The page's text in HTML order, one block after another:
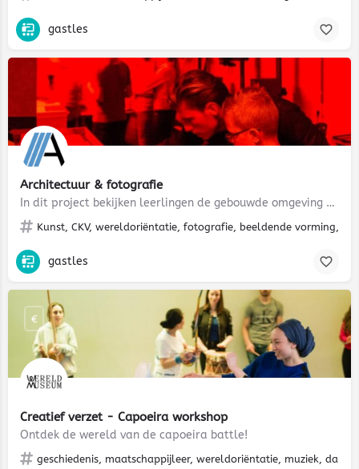
gastles
Architectuur & fotografie
In dit project bekijken leerlingen de gebouwde omgeving door de ogen van een fotograaf. Ze maken een eigen…
Kunst, CKV, wereldoriëntatie, fotografie, beeldende vorming,
gastles
Creatief verzet - Capoeira workshop
Ontdek de wereld van de capoeira battle!
geschiedenis, maatschappijleer, wereldoriëntatie, muziek,
€